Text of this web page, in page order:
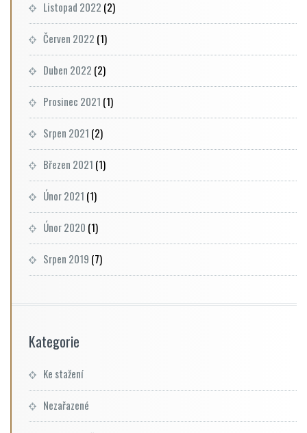
Listopad 2022 (2)
Červen 2022 (1)
Duben 2022 (2)
Prosinec 2021 (1)
Srpen 2021 (2)
Březen 2021 (1)
Únor 2021 (1)
Únor 2020 (1)
Srpen 2019 (7)
Kategorie
Ke stažení
Nezařazené